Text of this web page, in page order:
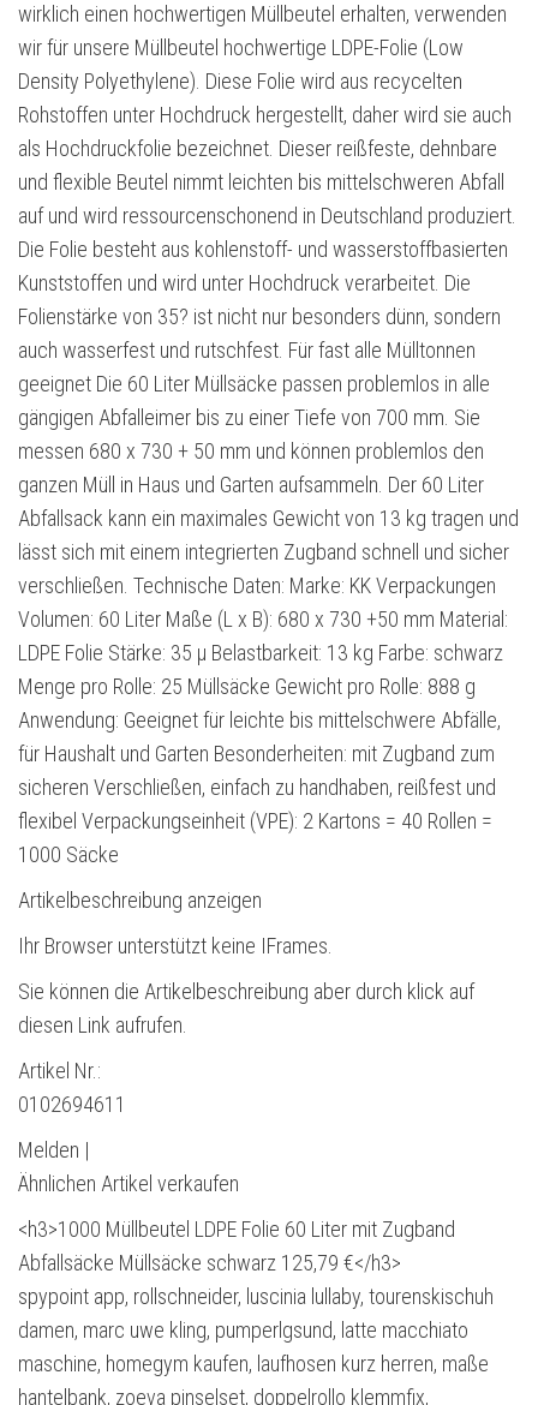
wirklich einen hochwertigen Müllbeutel erhalten, verwenden
wir für unsere Müllbeutel hochwertige LDPE-Folie (Low
Density Polyethylene). Diese Folie wird aus recycelten
Rohstoffen unter Hochdruck hergestellt, daher wird sie auch
als Hochdruckfolie bezeichnet. Dieser reißfeste, dehnbare
und flexible Beutel nimmt leichten bis mittelschweren Abfall
auf und wird ressourcenschonend in Deutschland produziert.
Die Folie besteht aus kohlenstoff- und wasserstoffbasierten
Kunststoffen und wird unter Hochdruck verarbeitet. Die
Folienstärke von 35? ist nicht nur besonders dünn, sondern
auch wasserfest und rutschfest. Für fast alle Mülltonnen
geeignet Die 60 Liter Müllsäcke passen problemlos in alle
gängigen Abfalleimer bis zu einer Tiefe von 700 mm. Sie
messen 680 x 730 + 50 mm und können problemlos den
ganzen Müll in Haus und Garten aufsammeln. Der 60 Liter
Abfallsack kann ein maximales Gewicht von 13 kg tragen und
lässt sich mit einem integrierten Zugband schnell und sicher
verschließen. Technische Daten: Marke: KK Verpackungen
Volumen: 60 Liter Maße (L x B): 680 x 730 +50 mm Material:
LDPE Folie Stärke: 35 µ Belastbarkeit: 13 kg Farbe: schwarz
Menge pro Rolle: 25 Müllsäcke Gewicht pro Rolle: 888 g
Anwendung: Geeignet für leichte bis mittelschwere Abfälle,
für Haushalt und Garten Besonderheiten: mit Zugband zum
sicheren Verschließen, einfach zu handhaben, reißfest und
flexibel Verpackungseinheit (VPE): 2 Kartons = 40 Rollen =
1000 Säcke
Artikelbeschreibung anzeigen
Ihr Browser unterstützt keine IFrames.
Sie können die Artikelbeschreibung aber durch klick auf
diesen Link aufrufen.
Artikel Nr.:
0102694611
Melden |
Ähnlichen Artikel verkaufen
<h3>1000 Müllbeutel LDPE Folie 60 Liter mit Zugband
Abfallsäcke Müllsäcke schwarz 125,79 €</h3>
spypoint app, rollschneider, luscinia lullaby, tourenskischuh
damen, marc uwe kling, pumperlgsund, latte macchiato
maschine, homegym kaufen, laufhosen kurz herren, maße
hantelbank, zoeva pinselset, doppelrollo klemmfix,